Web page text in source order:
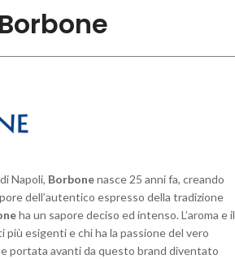
Borbone
Napoli, Borbonenasce 25 anni fa, creando
dell’autentico espresso della tradizione
ha un sapore deciso ed intenso. L’aroma e il
più esigenti e chi ha la passione del vero
portata avanti da questo brand diventato